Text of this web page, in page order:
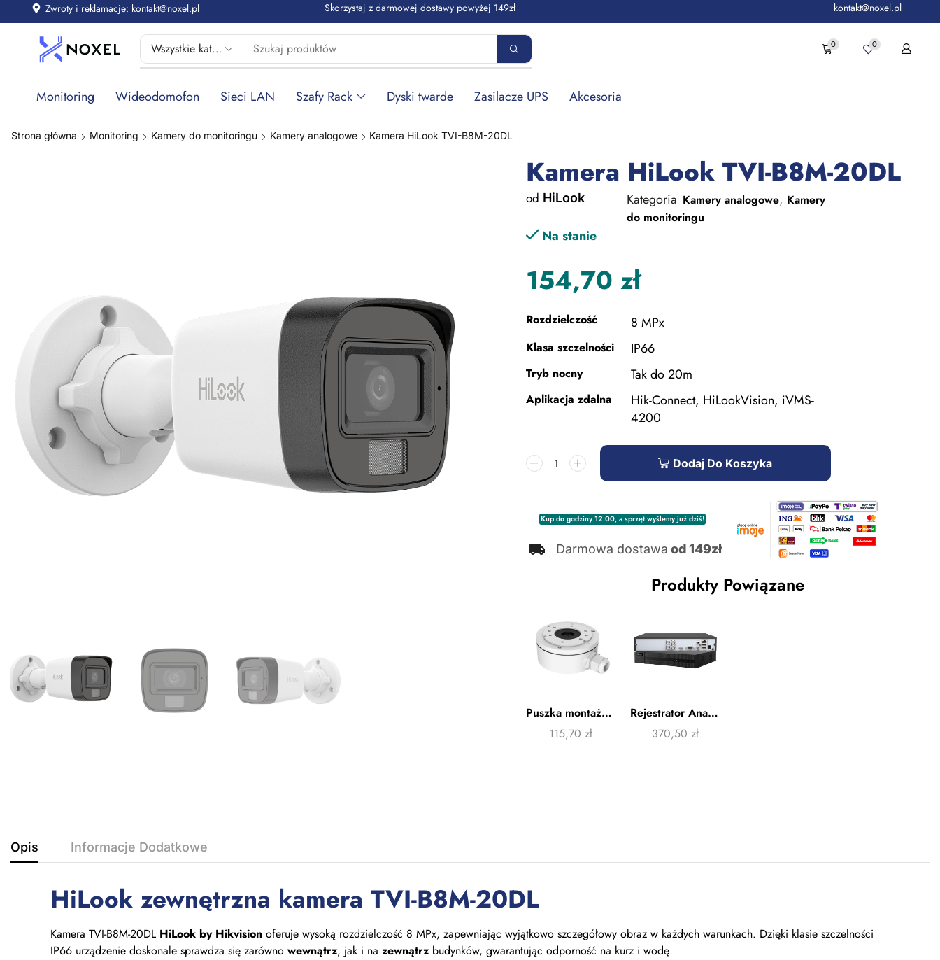
Zwroty i reklamacje: kontakt@noxel.pl Skorzystaj z darmowej dostawy powyżej 149zł kontakt@noxel.pl
0 0
Monitoring Wideodomofon Sieci LAN Szafy Rack Dyski twarde Zasilacze UPS Akcesoria
Strona główna Monitoring Kamery do monitoringu Kamery analogowe Kamera HiLook TVI-B8M-20DL
Kamera HiLook TVI-B8M-20DL
od HiLook Kategoria Kamery analogowe, Kamery
do monitoringu
Na stanie
154,70 zł
Rozdzielczość 8 MPx
Klasa szczelności IP66
Tryb nocny Tak do 20m
Aplikacja zdalna
Hik-Connect, HiLookVision, iVMS-
4200
Dodaj Do Koszyka
Kup do godziny 12:00, a sprzęt wyślemy już dziś!
Darmowa dostawa od 149zł
Produkty Powiązane
Puszka montażowa Hikvision DS-1280ZJ-XS
115,70zł
Rejestrator Analogowy HiLook by Hikivision DVR-4CH-5MP
370,50zł
Opis Informacje Dodatkowe
HiLook zewnętrzna kamera TVI-B8M-20DL
Kamera TVI-B8M-20DL HiLook by Hikvision oferuje wysoką rozdzielczość 8 MPx, zapewniając wyjątkowo szczegółowy obraz w każdych warunkach. Dzięki klasie szczelności
IP66 urządzenie doskonale sprawdza się zarówno wewnątrz, jak i na zewnątrz budynków, gwarantując odporność na kurz i wodę.